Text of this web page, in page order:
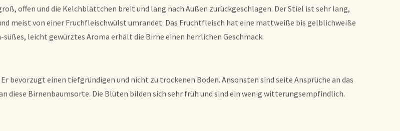
offen und die Kelchblättchen breit und lang nach Außen zurückgeschlagen. Der Stiel ist sehr lang,
meist von einer Fruchfleischwülst umrandet. Das Fruchtfleisch hat eine mattweiße bis gelblichweiße
leicht gewürztes Aroma erhält die Birne einen herrlichen Geschmack.
bevorzugt einen tiefgründigen und nicht zu trockenen Boden. Ansonsten sind seite Ansprüche an das
diese Birnenbaumsorte. Die Blüten bilden sich sehr früh und sind ein wenig witterungsempfindlich.